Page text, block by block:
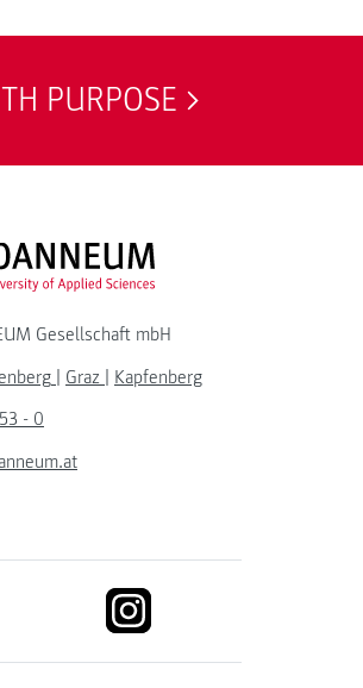
PURPOSE
FH JOANNEUM Logo
Gesellschaft mbH
| Graz | Kapfenberg
- 0